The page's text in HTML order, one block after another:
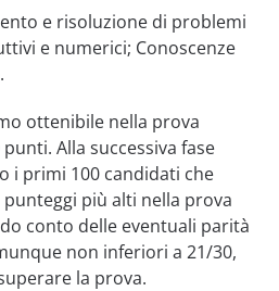
e risoluzione di problemi
e numerici; Conoscenze
ottenibile nella prova
Alla successiva fase
i primi 100 candidati che
più alti nella prova
conto delle eventuali parità
non inferiori a 21/30,
la prova.